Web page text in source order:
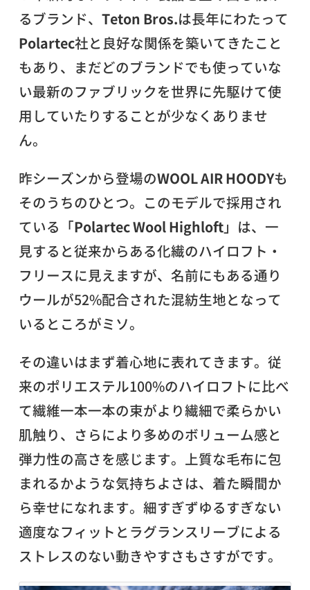
るブランド、Teton Bros.は長年にわたって
Polartec社と良好な関係を築いてきたこと
もあり、まだどのブランドでも使っていな
い最新のファブリックを世界に先駆けて使
用していたりすることが少なくありませ
ん。
昨シーズンから登場のWOOL AIR HOODYも
そのうちのひとつ。このモデルで採用され
ている「Polartec Wool Highloft」は、一
見すると従来からある化繊のハイロフト・
フリースに見えますが、名前にもある通り
ウールが52%配合された混紡生地となって
いるところがミソ。
その違いはまず着心地に表れてきます。従
来のポリエステル100%のハイロフトに比べ
て繊維一本一本の束がより繊細で柔らかい
肌触り、さらにより多めのボリューム感と
弾力性の高さを感じます。上質な毛布に包
まれるかような気持ちよさは、着た瞬間か
ら幸せになれます。細すぎずゆるすぎない
適度なフィットとラグランスリーブによる
ストレスのない動きやすさもさすがです。